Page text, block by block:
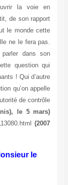
la voie en
de son rapport
le monde cette
ne le fera pas.
dans son
question qui
! Qui d’autre
qu’on appelle
de contrôle !
le 5 mars
2007)
le